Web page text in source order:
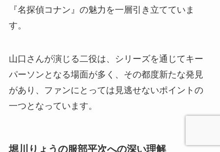
『名探偵コナン』の魅力を一層引き立てていま
す。
山口さんが演じる二役は、シリーズを通じてキー
パーソンとなる場面が多く、その都度新たな発見
があり、ファンにとっては見逃せないポイントの
一つとなっています。
堀川りょうの服部平次への深い理解